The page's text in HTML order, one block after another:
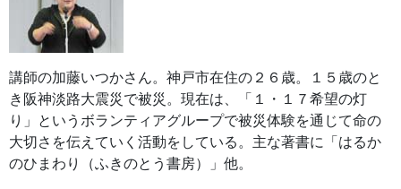
講師の加藤いつかさん。神戸市在住の２６歳。１５歳のと
き阪神淡路大震災で被災。現在は、「１・１７希望の灯
り」というボランティアグループで被災体験を通じて命の
大切さを伝えていく活動をしている。主な著書に「はるか
のひまわり（ふきのとう書房）」他。